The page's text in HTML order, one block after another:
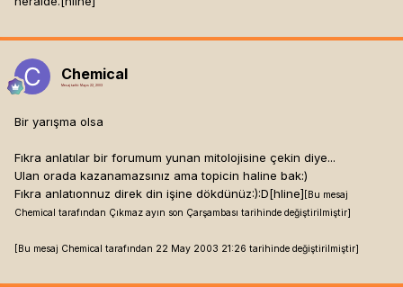
Chemical
Mesaj tarihi: Mayıs 22, 2003
Bir yarışma olsa
Fıkra anlatılar bir forumum yunan mitolojisine çekin diye...
Ulan orada kazanamazsınız ama topicin haline bak:)
Fıkra anlatıonnuz direk din işine dökdünüz:):D[hline] [Bu mesaj
Chemical tarafından Çıkmaz ayın son Çarşambası tarihinde değiştirilmiştir]
[Bu mesaj Chemical tarafından 22 May 2003 21:26 tarihinde değiştirilmiştir]